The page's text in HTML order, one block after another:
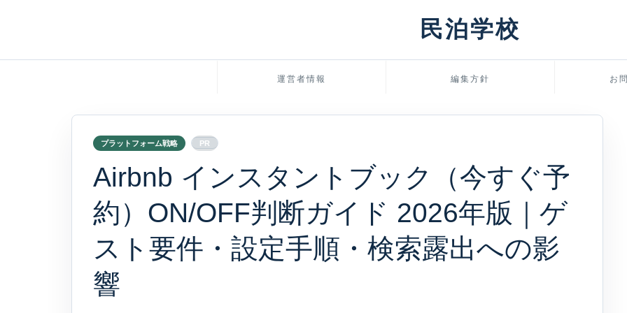
民泊学校
運営者情報 編集方針 お
プラットフォーム戦略 PR
Airbnb インスタントブック（今すぐ予
約）ON/OFF判断ガイド 2026年版｜ゲ
スト要件・設定手順・検索露出への影
響